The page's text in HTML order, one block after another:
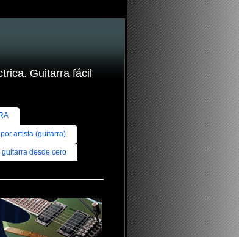
Guitarra fácil
artista (guitarra)
guitarra desde cero